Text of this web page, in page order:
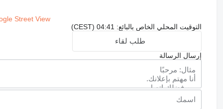
Street View
التوقيت المحلي الخاص بالبائع: 04:41 (CEST)
طلب لقاء
إرسال الرسالة